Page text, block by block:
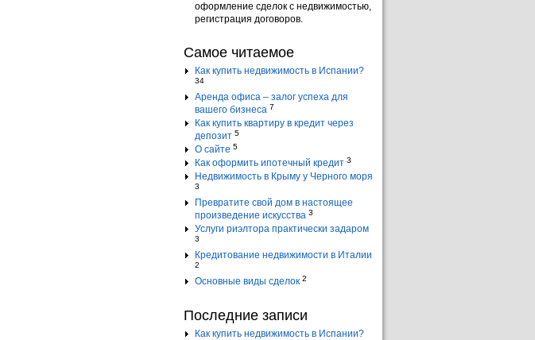
оформление сделок с недвижимостью,
регистрация договоров.
Самое читаемое
Как купить недвижимость в Испании?
34
Аренда офиса – залог успеха для
вашего бизнеса 7
Как купить квартиру в кредит через
депозит 5
О сайте 5
Как оформить ипотечный кредит 3
Недвижимость в Крыму у Черного моря
3
Превратите свой дом в настоящее
произведение искусства 3
Услуги риэлтора практически задаром
3
Кредитование недвижимости в Италии
2
Основные виды сделок 2
Последние записи
Как купить недвижимость в Испании?